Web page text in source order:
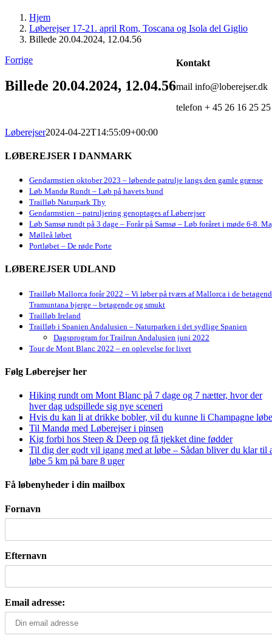
Hjem
Løberejser 17-21. april Rom, Toscana og Isola del Giglio
Billede 20.04.2024, 12.04.56
Forrige
Billede 20.04.2024, 12.04.56
Løberejser2024-04-22T14:55:09+00:00
LØBEREJSER I DANMARK
Gendarmstien oktober 2023 – løbende patrulje langs den gamle grænse
Løb Mandø Rundt – Løb på havets bund
Trailløb Naturpark Thy
Gendarmstien – patruljering genoptages af Løberejser
Løb Samsø rundt på 3 dage – Forår på Samsø – Løb foråret i møde 6-8.
Mølleå løbet
Portløbet – De røde Porte
LØBEREJSER UDLAND
Trailløb Mallorca forår 2022 – Vi løber på tværs af Mallorca i de
Tramuntana bjerge – betagende og smukt
Trailløb Ireland
Trailløb i Spanien Andalusien – Naturparken i det sydlige Spanien
Dagsprogram for Trailrun Andalusien juni 2022
Tour de Mont Blanc 2022 – en oplevelse for livet
Følg Løberejser her
Hiking rundt om Mont Blanc på 7 dage og 7 nætter, hvor der
hver dag udspillede sig nye sceneri
Hvis du kan li at drikke bobler, vil du kunne li Champagne
Til Mandø med Løberejser i pinsen
Kig forbi hos Steep & Deep og få tjekket dine fødder
Til dig der godt vil igang med at løbe – Sådan bliver du klar til
løbe 5 km på bare 8 uger
Få løbenyheder i din mailbox
Fornavn
Efternavn
Email adresse:
Kontakt
mail info@loberejser.dk
telefon + 45 26 16 25 25